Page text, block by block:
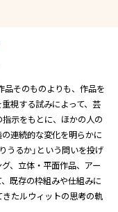
品そのものよりも、作品を
視する試みによって、芸
示をもとに、ほかの人の
連続的な変化を明らかに
うるか」という問いを投げ
、立体・平面作品、アー
既存の枠組みや仕組みに
たルウィットの思考の軌